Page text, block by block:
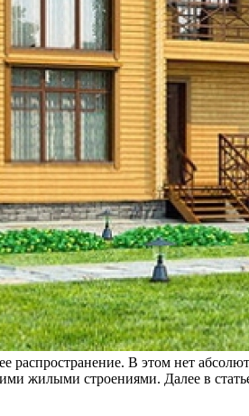
распространение. В этом нет
жилыми строениями. Далее в